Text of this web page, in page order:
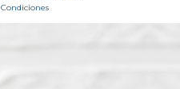
Condiciones